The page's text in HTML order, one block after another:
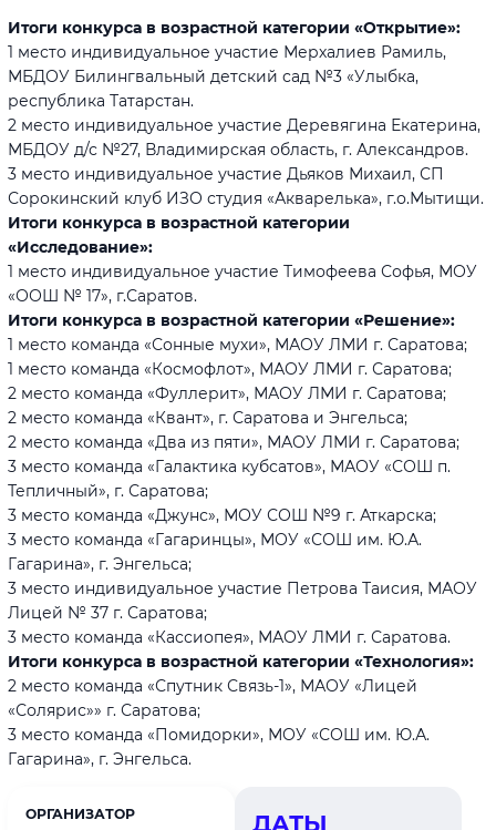
Итоги конкурса в возрастной категории «Открытие»:
1 место индивидуальное участие Мерхалиев Рамиль,
МБДОУ Билингвальный детский сад №3 «Улыбка,
республика Татарстан.
2 место индивидуальное участие Деревягина Екатерина,
МБДОУ д/с №27, Владимирская область, г. Александров.
3 место индивидуальное участие Дьяков Михаил, СП
Сорокинский клуб ИЗО студия «Акварелька», г.о.Мытищи.
Итоги конкурса в возрастной категории
«Исследование»:
1 место индивидуальное участие Тимофеева Софья, МОУ
«ООШ № 17», г.Саратов.
Итоги конкурса в возрастной категории «Решение»:
1 место команда «Сонные мухи», МАОУ ЛМИ г. Саратова;
1 место команда «Космофлот», МАОУ ЛМИ г. Саратова;
2 место команда «Фуллерит», МАОУ ЛМИ г. Саратова;
2 место команда «Квант», г. Саратова и Энгельса;
2 место команда «Два из пяти», МАОУ ЛМИ г. Саратова;
3 место команда «Галактика кубсатов», МАОУ «СОШ п.
Тепличный», г. Саратова;
3 место команда «Джунс», МОУ СОШ №9 г. Аткарска;
3 место команда «Гагаринцы», МОУ «СОШ им. Ю.А.
Гагарина», г. Энгельса;
3 место индивидуальное участие Петрова Таисия, МАОУ
Лицей № 37 г. Саратова;
3 место команда «Кассиопея», МАОУ ЛМИ г. Саратова.
Итоги конкурса в возрастной категории «Технология»:
2 место команда «Спутник Связь-1», МАОУ «Лицей
«Солярис»» г. Саратова;
3 место команда «Помидорки», МОУ «СОШ им. Ю.А.
Гагарина», г. Энгельса.
ОРГАНИЗАТОР
ДАТЫ